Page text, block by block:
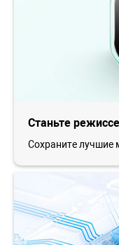
Станьте
Сохраните лучшие